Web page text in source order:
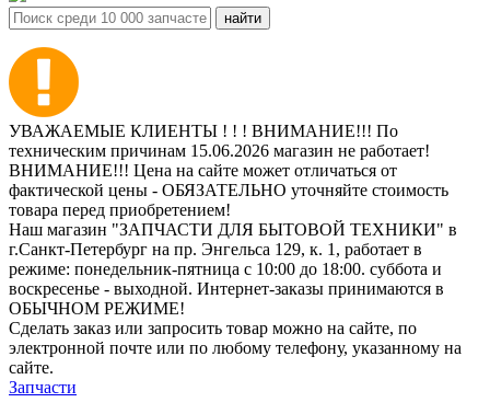
УВАЖАЕМЫЕ КЛИЕНТЫ ! ! ! ВНИМАНИЕ!!! По
техническим причинам 15.06.2026 магазин не работает!
ВНИМАНИЕ!!! Цена на сайте может отличаться от
фактической цены - ОБЯЗАТЕЛЬНО уточняйте стоимость
товара перед приобретением!
Наш магазин "ЗАПЧАСТИ ДЛЯ БЫТОВОЙ ТЕХНИКИ" в
г.Санкт-Петербург на пр. Энгельса 129, к. 1, работает в
режиме: понедельник-пятница с 10:00 до 18:00. суббота и
воскресенье - выходной. Интернет-заказы принимаются в
ОБЫЧНОМ РЕЖИМЕ!
Сделать заказ или запросить товар можно на сайте, по
электронной почте или по любому телефону, указанному на
сайте.
Запчасти